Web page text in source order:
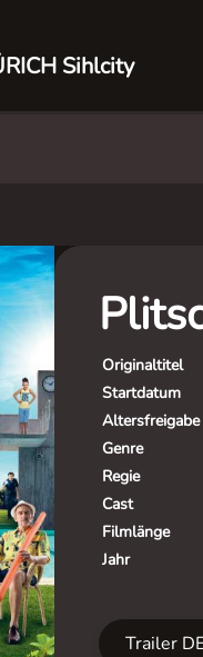
Sihlcity
Originaltitel
Startdatum
Altersfreigabe
Genre
Regie
Cast
Filmlänge
Jahr
Trailer